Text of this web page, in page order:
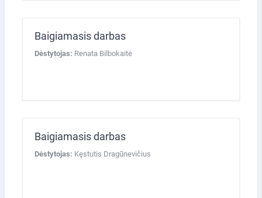
Baigiamasis darbas
Dėstytojas: Renata Bilbokaitė
Baigiamasis darbas
Dėstytojas: Kęstutis Dragūnevičius